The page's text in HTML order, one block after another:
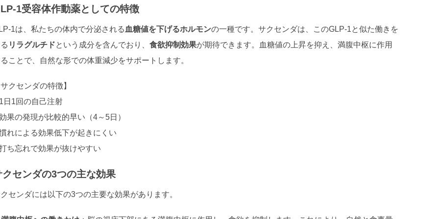
1受容体作動薬としての特徴
1は、私たちの体内で分泌される 血糖値を下げるホルモンの一種です。サクセンダは、このGLP-1と似た働きを
リラグルチドという成分を含んでおり、 食欲抑制効果が期待できます。血糖値の上昇を抑え、満腹中枢に作用
ことで、自然な形での体重減少をサポートします。
サクセンダの特徴】
日1回の自己注射
果の発現が比較的早い（4～5日）
れによる効果低下が起きにくい
ち忘れで効果が抜けやすい
クセンダの3つの主な効果
センダには以下の3つの主要な効果があります。